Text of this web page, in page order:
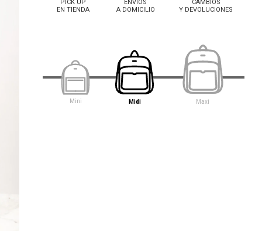
PICK UP
EN TIENDA
ENVÍOS
A DOMICILIO
CAMBIOS
Y DEVOLUCIONES
Mini Midi Maxi